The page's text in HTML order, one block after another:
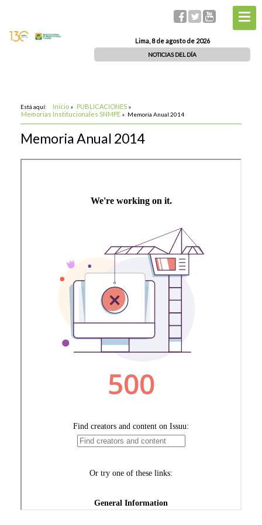
Lima, 8 de agosto de 2026
NOTICIAS DEL DÍA
Está aquí: Inicio » PUBLICACIONES »
Memorias Institucionales SNMPE » Memoria Anual 2014
Memoria Anual 2014